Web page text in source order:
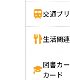
交通プ
生活関連
図書カ
カード